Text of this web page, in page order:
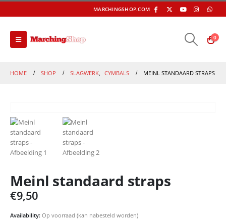
MARCHINGSHOP.COM
0
HOME SHOP SLAGWERK, CYMBALS MEINL STANDAARD STRAPS
Meinl standaard straps
€9,50
Availability: Op voorraad (kan nabesteld worden)